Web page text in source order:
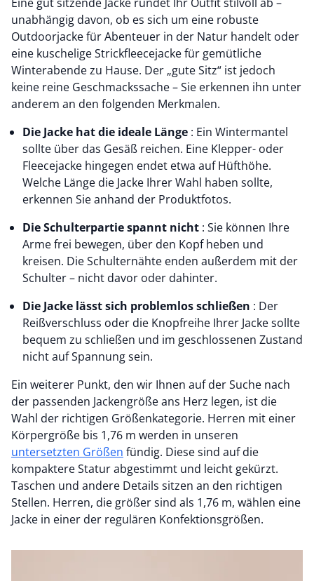
unabhängig davon, ob es sich um eine robuste
Outdoorjacke für Abenteuer in der Natur handelt oder
eine kuschelige Strickfleecejacke für gemütliche
Winterabende zu Hause. Der „gute Sitz“ ist jedoch
keine reine Geschmackssache – Sie erkennen ihn unter
anderem an den folgenden Merkmalen.
Die Jacke hat die ideale Länge : Ein Wintermantel
sollte über das Gesäß reichen. Eine Klepper- oder
Fleecejacke hingegen endet etwa auf Hüfthöhe.
Welche Länge die Jacke Ihrer Wahl haben sollte,
erkennen Sie anhand der Produktfotos.
Die Schulterpartie spannt nicht : Sie können Ihre
Arme frei bewegen, über den Kopf heben und
kreisen. Die Schulternähte enden außerdem mit der
Schulter – nicht davor oder dahinter.
Die Jacke lässt sich problemlos schließen : Der
Reißverschluss oder die Knopfreihe Ihrer Jacke sollte
bequem zu schließen und im geschlossenen Zustand
nicht auf Spannung sein.
Ein weiterer Punkt, den wir Ihnen auf der Suche nach
der passenden Jackengröße ans Herz legen, ist die
Wahl der richtigen Größenkategorie. Herren mit einer
Körpergröße bis 1,76 m werden in unseren
untersetzten Größen fündig. Diese sind auf die
kompaktere Statur abgestimmt und leicht gekürzt.
Taschen und andere Details sitzen an den richtigen
Stellen. Herren, die größer sind als 1,76 m, wählen eine
Jacke in einer der regulären Konfektionsgrößen.